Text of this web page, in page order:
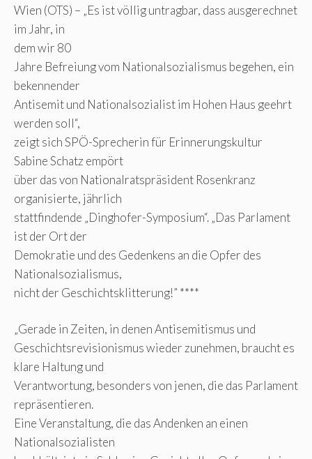
Wien (OTS) – „Es ist völlig untragbar, dass ausgerechnet
im Jahr, in
dem wir 80
Jahre Befreiung vom Nationalsozialismus begehen, ein
bekennender
Antisemit und Nationalsozialist im Hohen Haus geehrt
werden soll“,
zeigt sich SPÖ-Sprecherin für Erinnerungskultur
Sabine Schatz empört
über das von Nationalratspräsident Rosenkranz
organisierte, jährlich
stattfindende „Dinghofer-Symposium“. „Das Parlament
ist der Ort der
Demokratie und des Gedenkens an die Opfer des
Nationalsozialismus,
nicht der Geschichtsklitterung!” ****
„Gerade in Zeiten, in denen Antisemitismus und
Geschichtsrevisionismus wieder zunehmen, braucht es
klare Haltung und
Verantwortung, besonders von jenen, die das Parlament
repräsentieren.
Eine Veranstaltung, die das Andenken an einen
Nationalsozialisten